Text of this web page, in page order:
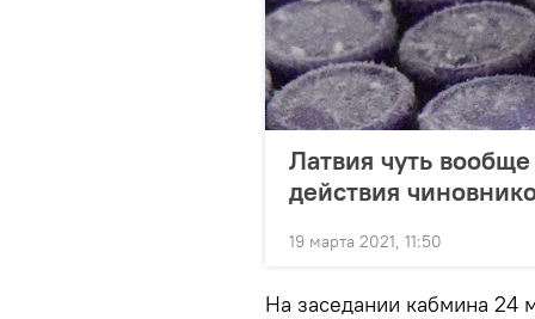
Латвия чуть
действия
19 марта 2021, 11:50
На заседании кабмина 24